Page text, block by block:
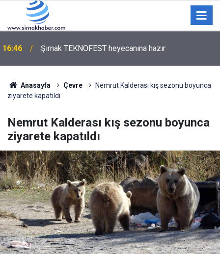
16:32
“EDİ BESE..!”
Anasayfa Çevre
Nemrut Kalderası kış sezonu boyunca
ziyarete kapatıldı
Nemrut Kalderası kış sezonu boyunca
ziyarete kapatıldı